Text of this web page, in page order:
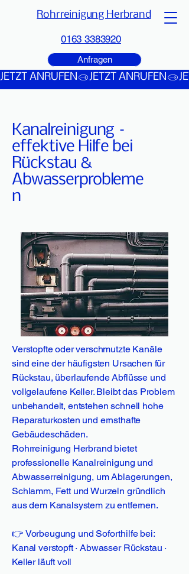
Rohrreinigung Herbrand
0163 3383920
JETZT ANRUFEN
Anfragen
Kanalreinigung –
effektive Hilfe bei
Rückstau &
Abwasserprobleme
n
Verstopfte oder verschmutzte Kanäle
sind eine der häufigsten Ursachen für
Rückstau, überlaufende Abflüsse und
vollgelaufene Keller. Bleibt das Problem
unbehandelt, entstehen schnell hohe
Reparaturkosten und ernsthafte
Gebäudeschäden.
Rohrreinigung Herbrand bietet
professionelle Kanalreinigung und
Abwasserreinigung, um Ablagerungen,
Schlamm, Fett und Wurzeln gründlich
aus dem Kanalsystem zu entfernen.
👉 Vorbeugung und Soforthilfe bei:
Kanal verstopft · Abwasser Rückstau ·
Keller läuft voll